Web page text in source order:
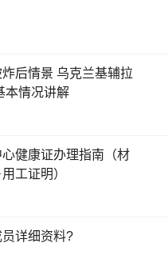
后情景 乌克兰基辅拉
本情况讲解
健康证办理指南（材
工证明）
详细资料?